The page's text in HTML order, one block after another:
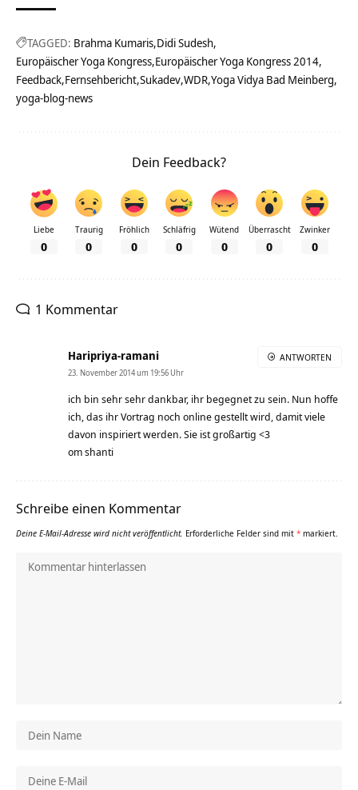
TAGGED: Brahma Kumaris Didi Sudesh
Europäischer Yoga Kongress Europäischer Yoga Kongress 2014
Feedback Fernsehbericht Sukadev WDR Yoga Vidya Bad Meinberg
yoga-blog-news
Dein Feedback?
Liebe
0
Traurig
0
Fröhlich
0
Schläfrig
0
Wütend
0
Überrascht
0
Zwinker
0
1 Kommentar
Haripriya-ramani
23. November 2014 um 19:56 Uhr
ich bin sehr sehr dankbar, ihr begegnet zu sein. Nun hoffe
ich, das ihr Vortrag noch online gestellt wird, damit viele
davon inspiriert werden. Sie ist großartig <3
om shanti
ANTWORTEN
Schreibe einen Kommentar
Deine E-Mail-Adresse wird nicht veröffentlicht. Erforderliche Felder sind mit * markiert.